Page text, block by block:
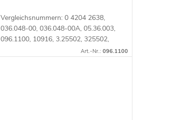
Vergleichsnummern: 0 4204 2638,
036.048-00, 036.048-00A, 05.36.003,
096.1100, 10916, 3.25502, 325502,
4102 2031, 41022031, 4204 2638,
Art.-Nr.: 096.1100